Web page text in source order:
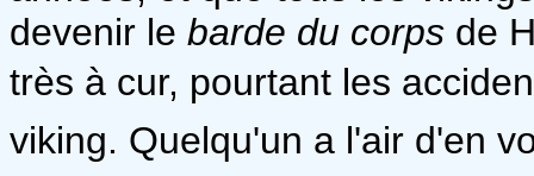
devenir le barde du corps de
très à cur, pourtant les
viking. Quelqu'un a l'air d'en